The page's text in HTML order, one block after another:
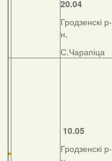
20.04
Гродзенскі р-
н,
С.Чарапіца
10.05
Гродзенскі р-